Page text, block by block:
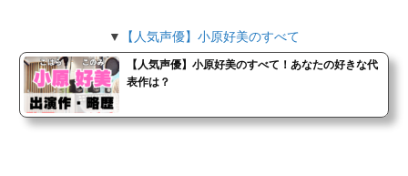
▼ 【人気声優】小原好美のすべて
【人気声優】小原好美のすべて！あなたの好きな代
表作は？